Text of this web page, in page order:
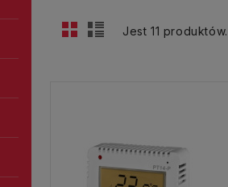
Jest 11 produktów.